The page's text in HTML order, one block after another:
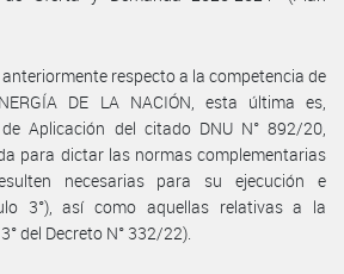
respecto a la competencia de
DE LA NACIÓN, esta última es,
Aplicación del citado DNU N° 892/20,
para dictar las normas complementarias
necesarias para su ejecución e
3°), así como aquellas relativas a la
del Decreto N° 332/22).